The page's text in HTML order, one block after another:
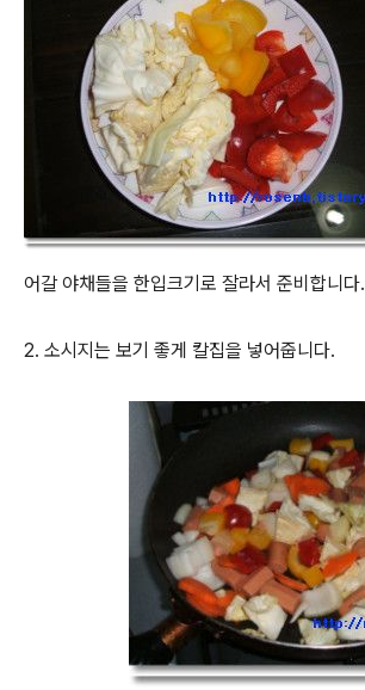
어갈 야채들을 한입크기로 잘라서 준비합니다.
2. 소시지는 보기 좋게 칼집을 넣어줍니다.